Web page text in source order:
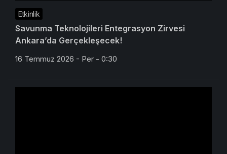
Etkinlik
Savunma Teknolojileri Entegrasyon Zirvesi
Ankara’da Gerçekleşecek!
16 Temmuz 2026 - Per - 0:30